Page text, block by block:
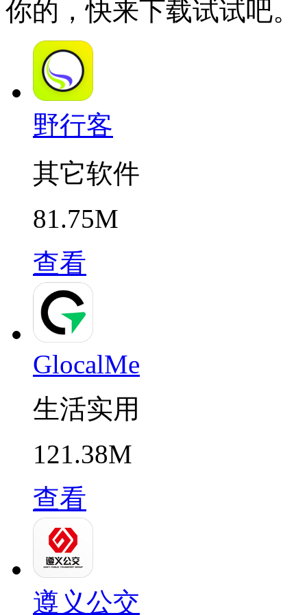
你的，快来下载试试吧。
野行客
其它软件
81.75M
查看
GlocalMe
生活实用
121.38M
查看
遵义公交